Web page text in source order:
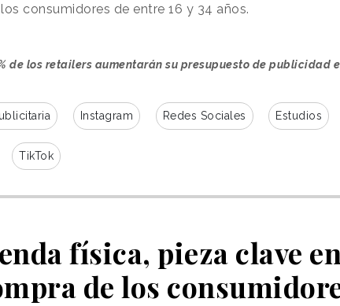
consumidores de entre 16 y 34 años.
de los retailers aumentarán su presupuesto de publicidad
Instagram Redes Sociales Estudios
TikTok
física, pieza clave
de los